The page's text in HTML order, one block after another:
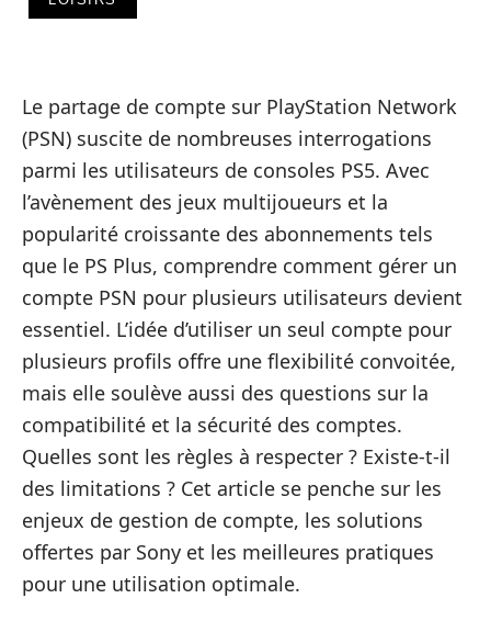
Le partage de compte sur PlayStation Network
(PSN) suscite de nombreuses interrogations
parmi les utilisateurs de consoles PS5. Avec
l’avènement des jeux multijoueurs et la
popularité croissante des abonnements tels
que le PS Plus, comprendre comment gérer un
compte PSN pour plusieurs utilisateurs devient
essentiel. L’idée d’utiliser un seul compte pour
plusieurs profils offre une flexibilité convoitée,
mais elle soulève aussi des questions sur la
compatibilité et la sécurité des comptes.
Quelles sont les règles à respecter ? Existe-t-il
des limitations ? Cet article se penche sur les
enjeux de gestion de compte, les solutions
offertes par Sony et les meilleures pratiques
pour une utilisation optimale.